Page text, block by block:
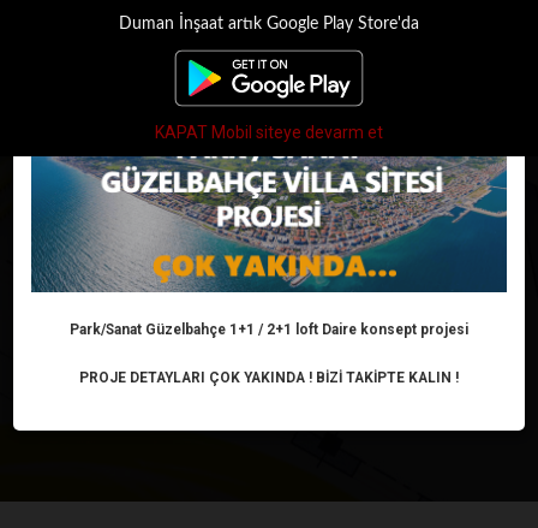
Duman İnşaat artık Google Play Store'da
KAPAT Mobil siteye devarm et
DUMAN İŞ MERKEZI
2011
Duman İş Merkezi 2011
Park/Sanat Güzelbahçe 1+1 / 2+1 loft Daire konsept projesi
PROJE DETAYLARI ÇOK YAKINDA ! BİZİ TAKİPTE KALIN !